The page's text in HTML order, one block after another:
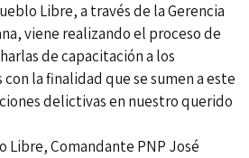
Libre, a través de la Gerencia
viene realizando el proceso de
de capacitación a los
la finalidad que se sumen a este
delictivas en nuestro querido
Libre, Comandante PNP José